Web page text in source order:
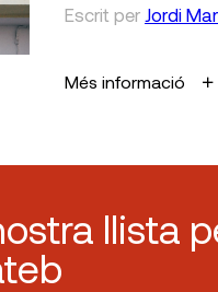
Escrit per Jordi
Més informació
llista